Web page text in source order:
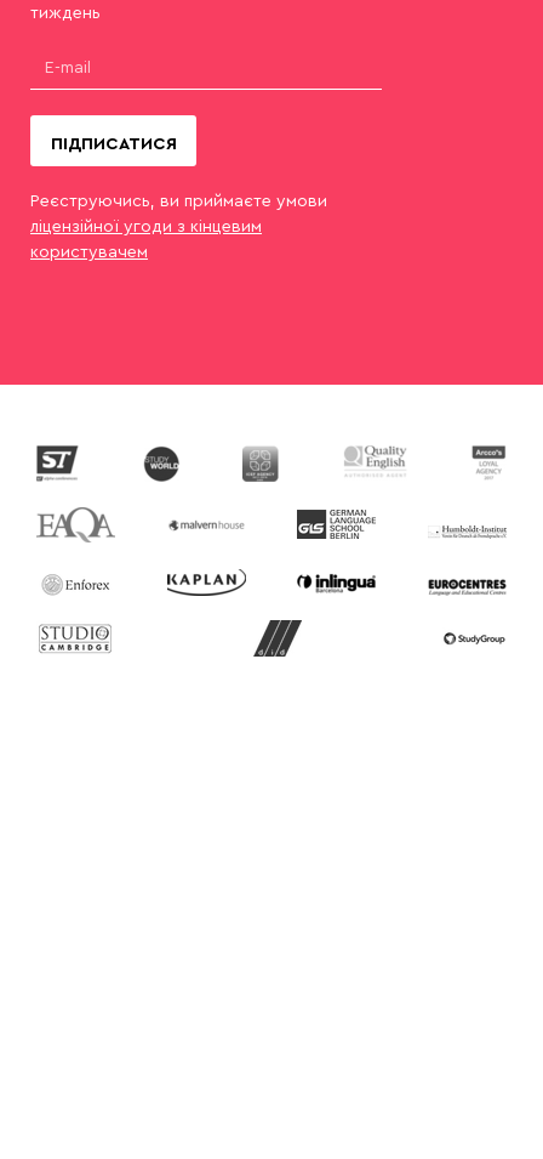
тиждень
ПІДПИСАТИСЯ
Реєструючись, ви приймаєте умови
ліцензійної угоди з кінцевим
користувачем